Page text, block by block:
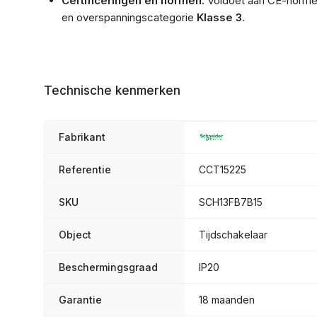
en overspanningscategorie Klasse 3.
Technische kenmerken
Fabrikant
Referentie CCT15225
SKU SCH13FB7B15
Object Tijdschakelaar
Beschermingsgraad IP20
Garantie 18 maanden